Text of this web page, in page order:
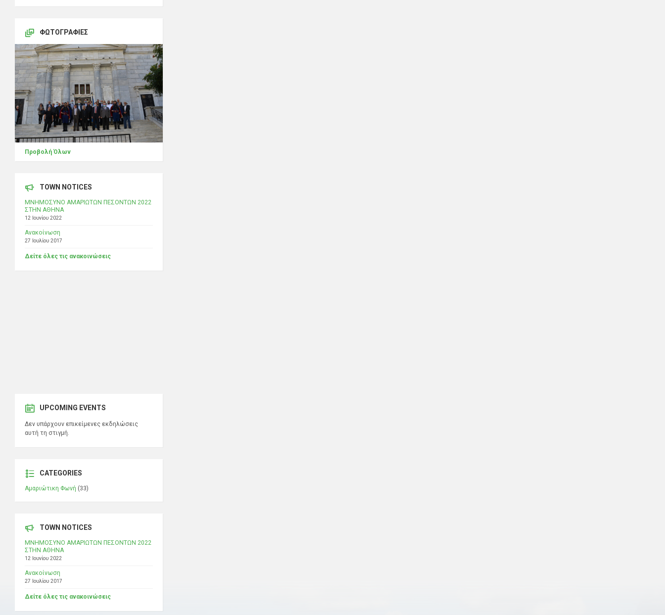
ΦΩΤΟΓΡΑΦΊΕΣ
Προβολή Όλων
TOWN NOTICES
ΜΝΗΜΟΣΥΝΟ ΑΜΑΡΙΩΤΩΝ ΠΕΣΟΝΤΩΝ 2022
ΣΤΗΝ ΑΘΗΝΑ
12 Ιουνίου 2022
Ανακοίνωση
27 Ιουλίου 2017
Δείτε όλες τις ανακοινώσεις
UPCOMING EVENTS
Δεν υπάρχουν επικείμενες εκδηλώσεις
αυτή τη στιγμή.
CATEGORIES
Αμαριώτικη Φωνή (33)
TOWN NOTICES
ΜΝΗΜΟΣΥΝΟ ΑΜΑΡΙΩΤΩΝ ΠΕΣΟΝΤΩΝ 2022
ΣΤΗΝ ΑΘΗΝΑ
12 Ιουνίου 2022
Ανακοίνωση
27 Ιουλίου 2017
Δείτε όλες τις ανακοινώσεις